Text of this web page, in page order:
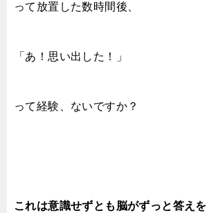
って放置した数時間後、
「あ！思い出した！」
って経験、ないですか？
これは意識せずとも脳がずっと答えを